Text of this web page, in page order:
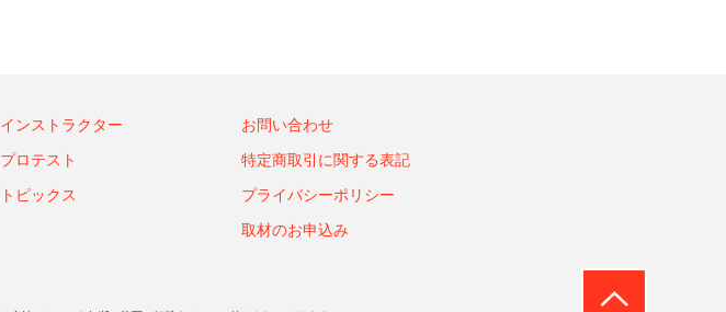
インストラクター
プロテスト
トピックス
お問い合わせ
特定商取引に関する表記
プライバシーポリシー
取材のお申込み